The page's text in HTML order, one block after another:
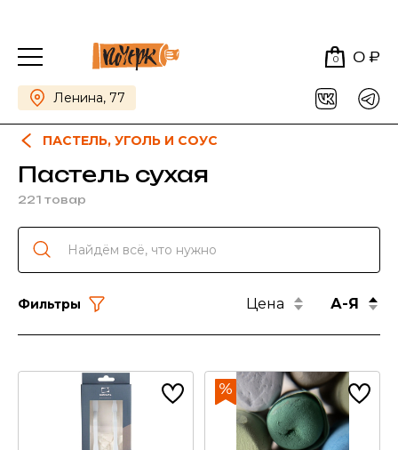
0 0 ₽
Ленина, 77
ПАСТЕЛЬ, УГОЛЬ И СОУС
Пастель сухая
221 товар
Фильтры Цена А-Я